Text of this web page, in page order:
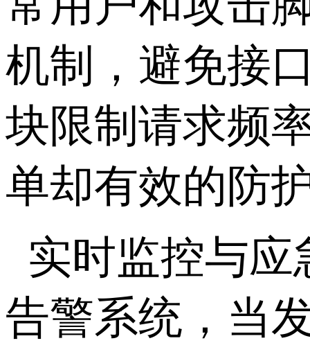
机制，避免接
块限制请求频
单却有效的防
实时监控与
告警系统，当